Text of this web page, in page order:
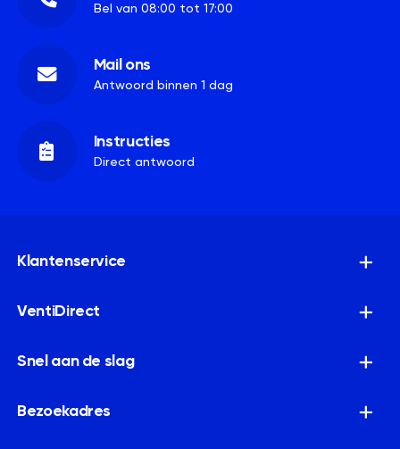
Bel van 08:00 tot 17:00
Mail ons
Antwoord binnen 1 dag
Instructies
Direct antwoord
Klantenservice
VentiDirect
Snel aan de slag
Bezoekadres